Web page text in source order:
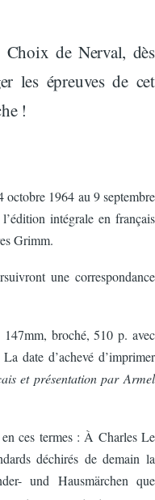
de Nerval, dès
les épreuves de cet
!
octobre 1964 au 9 septembre
intégrale en français
Grimm.
une correspondance
broché, 510 p. avec
date d’achevé d’imprimer
et présentation par Armel
ces termes : À Charles Le
déchirés de demain la
und Hausmärchen que